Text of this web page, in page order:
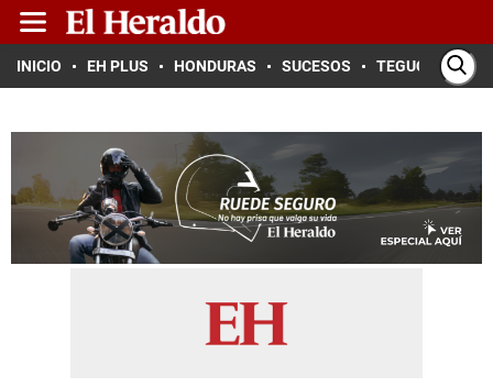
INICIO EH PLUS HONDURAS SUCESOS TEGUCIGALPA